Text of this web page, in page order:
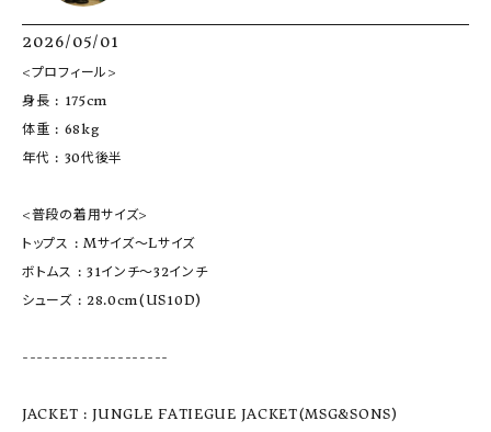
2026/05/01
<プロフィール>
身長 : 175cm
体重 : 68kg
年代 : 30代後半
<普段の着用サイズ>
トップス : Mサイズ〜Lサイズ
ボトムス : 31インチ〜32インチ
シューズ : 28.0cm(US10D)
--------------------
JACKET : JUNGLE FATIEGUE JACKET(MSG&SONS)